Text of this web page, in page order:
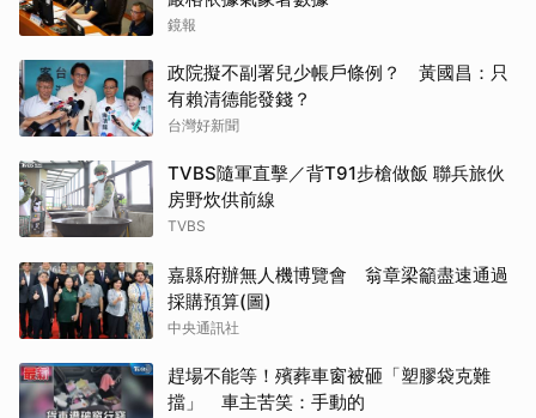
鏡報
政院擬不副署兒少帳戶條例？ 黃國昌：只
有賴清德能發錢？
台灣好新聞
TVBS隨軍直擊／背T91步槍做飯 聯兵旅伙
房野炊供前線
TVBS
嘉縣府辦無人機博覽會 翁章梁籲盡速通過
採購預算(圖)
中央通訊社
趕場不能等！殯葬車窗被砸「塑膠袋克難
擋」 車主苦笑：手動的